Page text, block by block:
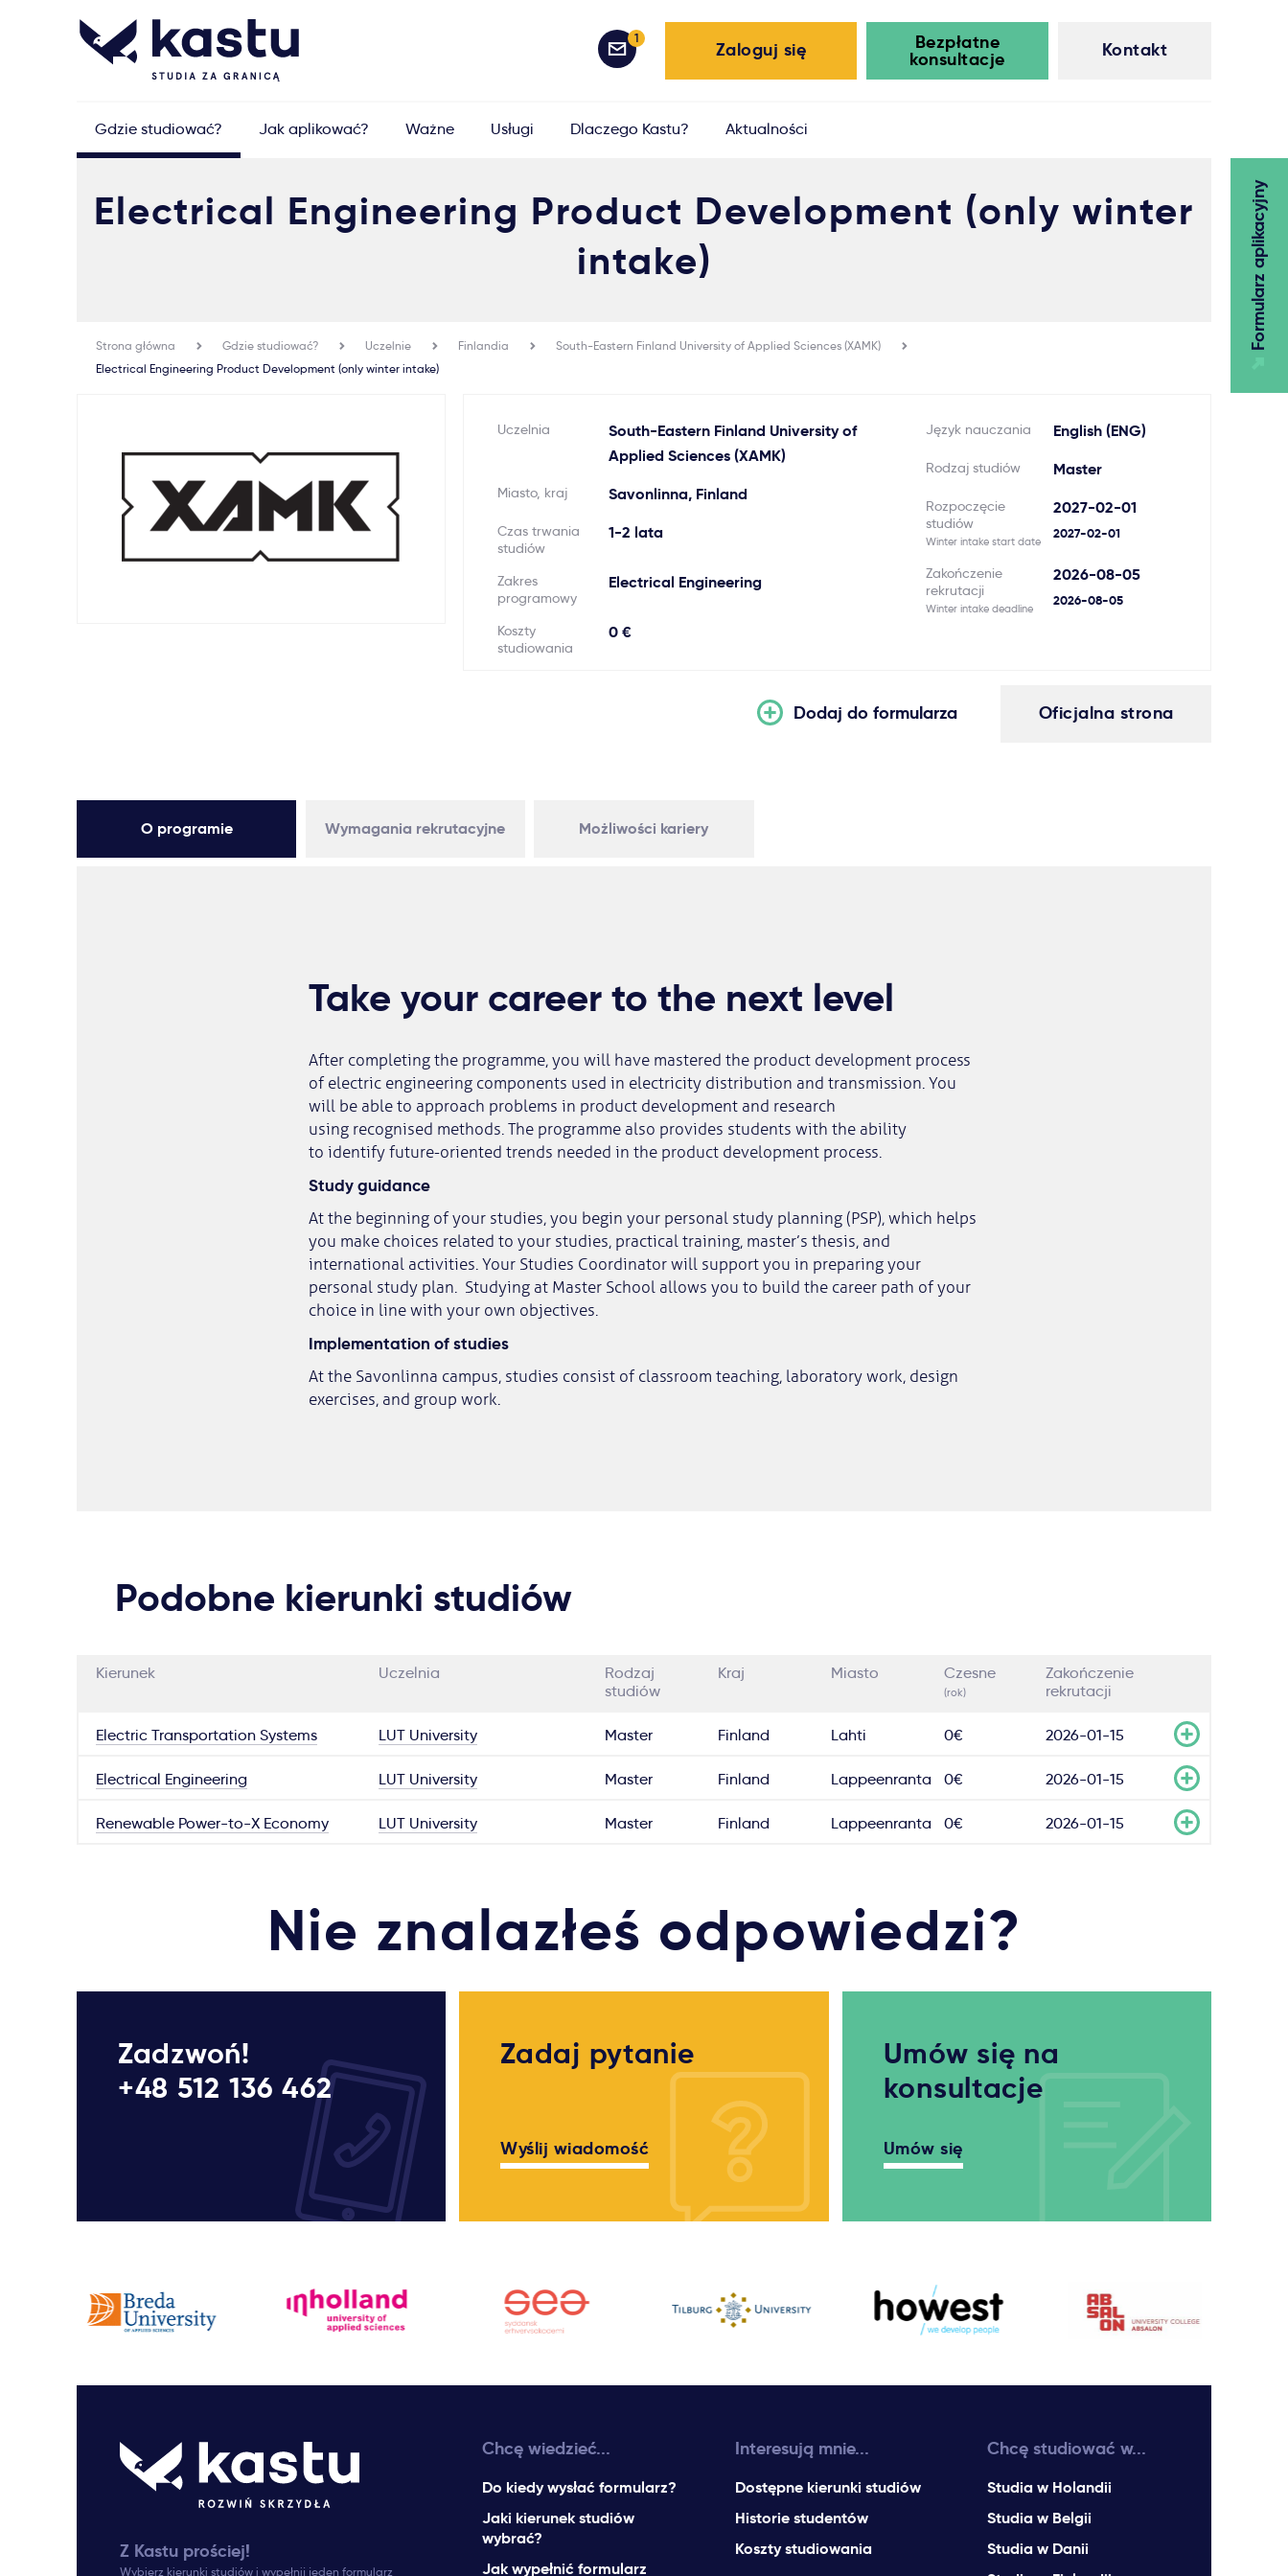
Kontakt
Bezpłatne
konsultacje
Zaloguj się
1
Formularz aplikacyjny
Gdzie studiować? Jak aplikować? Ważne Usługi Dlaczego Kastu? Aktualności
Electrical Engineering Product Development (only winter
intake)
Strona główna Gdzie studiować? Uczelnie Finlandia
South-Eastern Finland University of Applied Sciences (XAMK)
Electrical Engineering Product Development (only winter intake)
Uczelnia
South-Eastern Finland University of
Applied Sciences (XAMK)
Miasto, kraj Savonlinna, Finland
Czas trwania
studiów
1-2 lata
Zakres
programowy
Electrical Engineering
Koszty
studiowania
0 €
Język nauczania English (ENG)
Rodzaj studiów Master
Rozpoczęcie
studiów
Winter intake start date
2027-02-01
2027-02-01
Zakończenie
rekrutacji
Winter intake deadline
2026-08-05
2026-08-05
Oficjalna strona
Dodaj do formularza
O programie Wymagania rekrutacyjne Możliwości kariery
Take your career to the next level
After completing the programme, you will have mastered the product development process
of electric engineering components used in electricity distribution and transmission. You
will be able to approach problems in product development and research
using recognised methods. The programme also provides students with the ability
to identify future-oriented trends needed in the product development process.
Study guidance
At the beginning of your studies, you begin your personal study planning (PSP), which helps
you make choices related to your studies, practical training, master’s thesis, and
international activities. Your Studies Coordinator will support you in preparing your
personal study plan. Studying at Master School allows you to build the career path of your
choice in line with your own objectives.
Implementation of studies
At the Savonlinna campus, studies consist of classroom teaching, laboratory work, design
exercises, and group work.
Podobne kierunki studiów
Kierunek Uczelnia
Rodzaj
studiów
Kraj Miasto Czesne
(rok)
Zakończenie
rekrutacji
Electric Transportation Systems LUT University Master Finland Lahti 0€ 2026-01-15
Electrical Engineering LUT University Master Finland Lappeenranta 0€ 2026-01-15
Renewable Power-to-X Economy LUT University Master Finland Lappeenranta 0€ 2026-01-15
Nie znalazłeś odpowiedzi?
Zadzwoń!
+48 512 136 462
Zadaj pytanie
Wyślij wiadomość
Umów się na
konsultacje
Umów się
Z Kastu prościej!
Wybierz kierunki studiów i wypełnij jeden formularz
Chcę wiedzieć...
Do kiedy wysłać formularz?
Jaki kierunek studiów
wybrać?
Jak wypełnić formularz
Interesują mnie...
Dostępne kierunki studiów
Historie studentów
Koszty studiowania
Chcę studiować w...
Studia w Holandii
Studia w Belgii
Studia w Danii